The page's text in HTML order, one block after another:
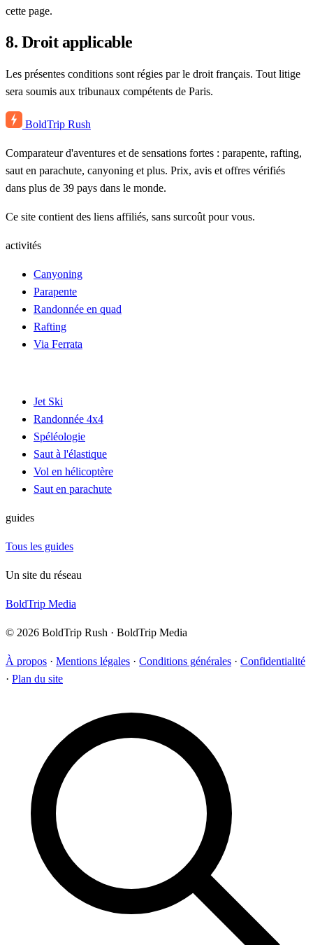
cette page.
8. Droit applicable
Les présentes conditions sont régies par le droit français. Tout litige
sera soumis aux tribunaux compétents de Paris.
BoldTrip Rush
Comparateur d'aventures et de sensations fortes : parapente, rafting,
saut en parachute, canyoning et plus. Prix, avis et offres vérifiés
dans plus de 39 pays dans le monde.
Ce site contient des liens affiliés, sans surcoût pour vous.
activités
Canyoning
Parapente
Randonnée en quad
Rafting
Via Ferrata
Jet Ski
Randonnée 4x4
Spéléologie
Saut à l'élastique
Vol en hélicoptère
Saut en parachute
guides
Tous les guides
Un site du réseau
BoldTrip Media
© 2026 BoldTrip Rush · BoldTrip Media
À propos · Mentions légales · Conditions générales · Confidentialité
· Plan du site